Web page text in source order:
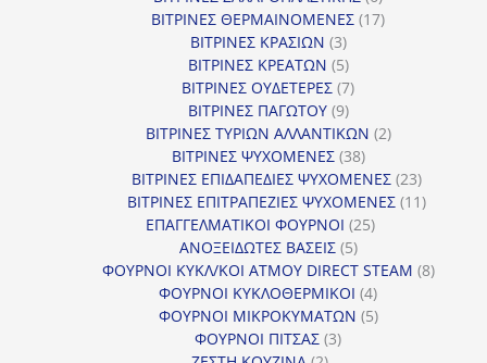
προϊόντα
ΒΙΤΡΙΝΕΣ ΘΕΡΜΑΙΝΟΜΕΝΕΣ 1717
ΒΙΤΡΙΝΕΣ ΚΡΑΣΙΩΝ 33
προϊόντα
ΒΙΤΡΙΝΕΣ ΚΡΕΑΤΩΝ 55
προϊόντα
ΒΙΤΡΙΝΕΣ ΟΥΔΕΤΕΡΕΣ 77
ΒΙΤΡΙΝΕΣ ΠΑΓΩΤΟΥ 99
προϊόντα
ΒΙΤΡΙΝΕΣ ΤΥΡΙΩΝ ΑΛΛΑΝΤΙΚΩΝ 22
ΒΙΤΡΙΝΕΣ ΨΥΧΟΜΕΝΕΣ 3838
προϊόντα
ΒΙΤΡΙΝΕΣ ΕΠΙΔΑΠΕΔΙΕΣ ΨΥΧΟΜΕΝΕΣ 2323
προϊόντα
ΒΙΤΡΙΝΕΣ ΕΠΙΤΡΑΠΕΖΙΕΣ ΨΥΧΟΜΕΝΕΣ 1111
ΕΠΑΓΓΕΛΜΑΤΙΚΟΙ ΦΟΥΡΝΟΙ 2525
ΑΝΟΞΕΙΔΩΤΕΣ ΒΑΣΕΙΣ 55
προϊόντα
ΦΟΥΡΝΟΙ ΚΥΚΛ/ΚΟΙ ΑΤΜΟΥ DIRECT STEAM 88
ΦΟΥΡΝΟΙ ΚΥΚΛΟΘΕΡΜΙΚΟΙ 44
προϊόντα
ΦΟΥΡΝΟΙ ΜΙΚΡΟΚΥΜΑΤΩΝ 55
ΦΟΥΡΝΟΙ ΠΙΤΣΑΣ 33